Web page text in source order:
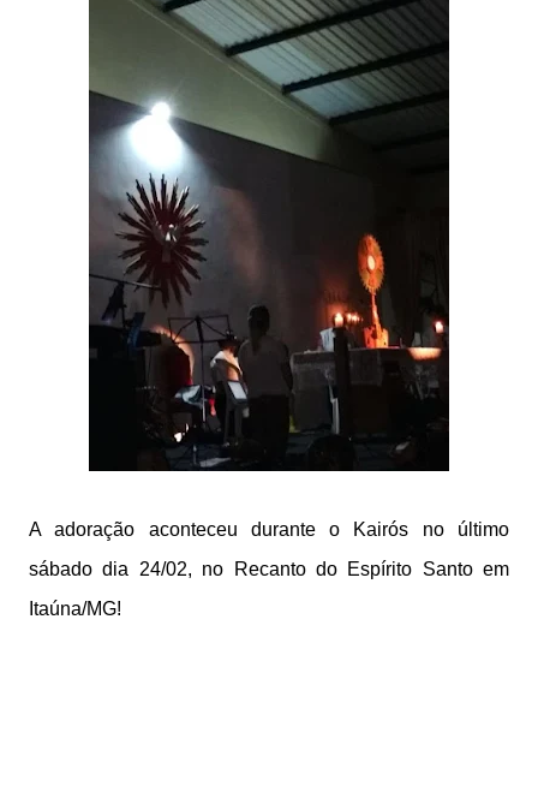
A adoração aconteceu durante o Kairós no último
sábado dia 24/02, no Recanto do Espírito Santo em
Itaúna/MG!